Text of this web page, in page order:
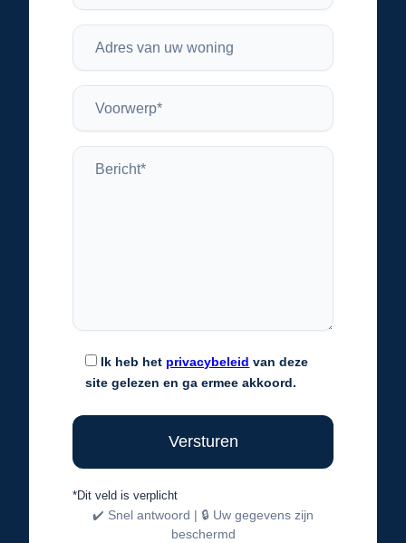
Ik heb het privacybeleid van deze
site gelezen en ga ermee akkoord.
*Dit veld is verplicht
✔️ Snel antwoord | 🔒 Uw gegevens zijn
beschermd